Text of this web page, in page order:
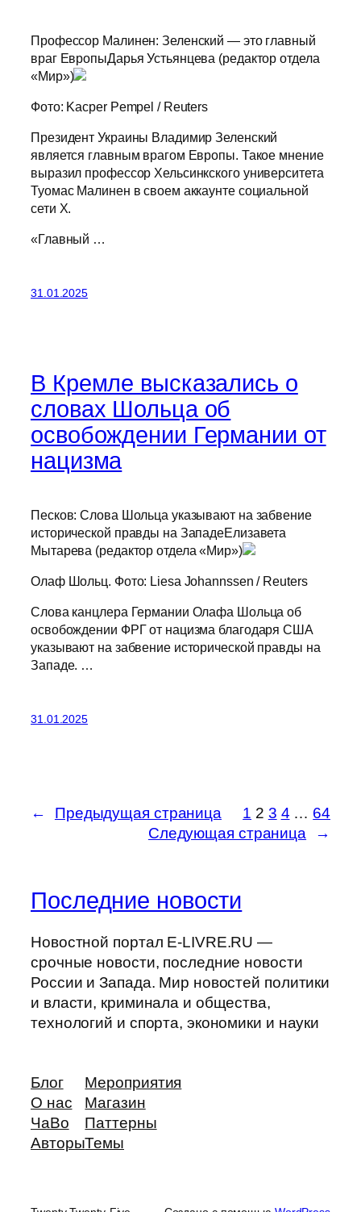
Профессор Малинен: Зеленский — это главный
враг ЕвропыДарья Устьянцева (редактор отдела
«Мир»)
Фото: Kacper Pempel / Reuters
Президент Украины Владимир Зеленский
является главным врагом Европы. Такое мнение
выразил профессор Хельсинкского университета
Туомас Малинен в своем аккаунте социальной
сети Х.
«Главный …
31.01.2025
В Кремле высказались о
словах Шольца об
освобождении Германии от
нацизма
Песков: Слова Шольца указывают на забвение
исторической правды на ЗападеЕлизавета
Мытарева (редактор отдела «Мир»)
Олаф Шольц. Фото: Liesa Johannssen / Reuters
Слова канцлера Германии Олафа Шольца об
освобождении ФРГ от нацизма благодаря США
указывают на забвение исторической правды на
Западе. …
31.01.2025
← Предыдущая страница 1 2 3 4 … 64
Следующая страница
→
Последние новости
Новостной портал E-LIVRE.RU —
срочные новости, последние новости
России и Запада. Мир новостей политики
и власти, криминала и общества,
технологий и спорта, экономики и науки
Блог
О нас
ЧаВо
Авторы
Мероприятия
Магазин
Паттерны
Темы